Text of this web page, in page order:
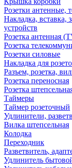
Розетки антенные,
Накладка, вставка,
устройств
Розетка антенная
Розетка
Розетки силовые
Накладка для
Разъем, розетка,
Розетка переносная
Розетка
Таймеры
Таймер розеточный
Удлинители,
Вилка штепсельная
Колодка
Переходник
Разветвитель,
Удлинитель